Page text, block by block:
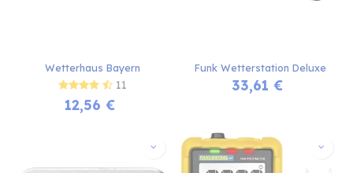
Wetterhaus Bayern
11
12,56 €
Funk Wetterstation Deluxe
33,61 €